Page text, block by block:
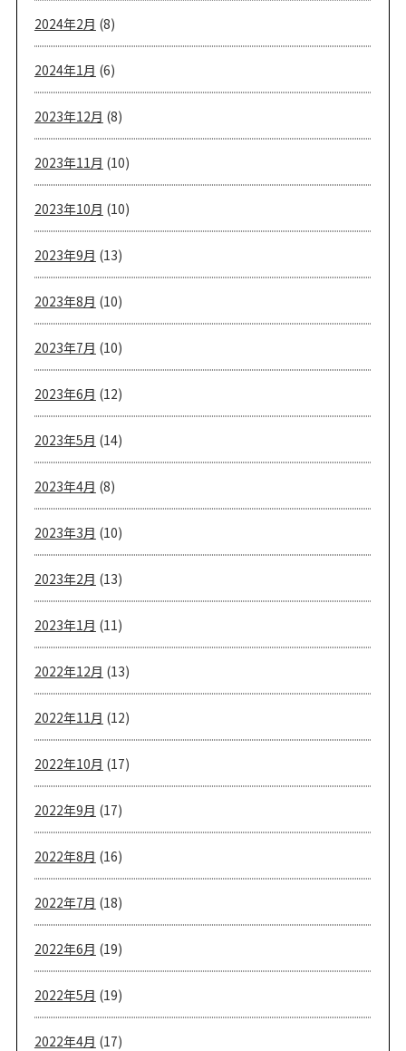
2024年2月 (8)
2024年1月 (6)
2023年12月 (8)
2023年11月 (10)
2023年10月 (10)
2023年9月 (13)
2023年8月 (10)
2023年7月 (10)
2023年6月 (12)
2023年5月 (14)
2023年4月 (8)
2023年3月 (10)
2023年2月 (13)
2023年1月 (11)
2022年12月 (13)
2022年11月 (12)
2022年10月 (17)
2022年9月 (17)
2022年8月 (16)
2022年7月 (18)
2022年6月 (19)
2022年5月 (19)
2022年4月 (17)